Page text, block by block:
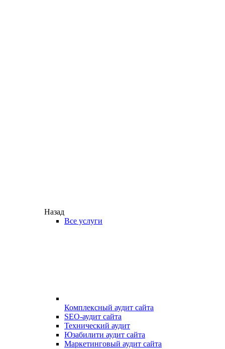
Назад
Все услуги
Комплексный аудит сайта
SEO-аудит сайта
Технический аудит
Юзабилити аудит сайта
Маркетинговый аудит сайта